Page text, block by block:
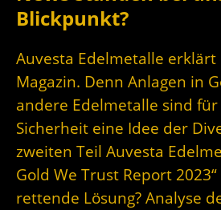
Blickpunkt?
Auvesta Edelmetalle erklärt
Magazin. Denn Anlagen in
andere Edelmetalle sind
Sicherheit eine Idee der
zweiten Teil Auvesta
Gold We Trust Report
rettende Lösung? Analyse